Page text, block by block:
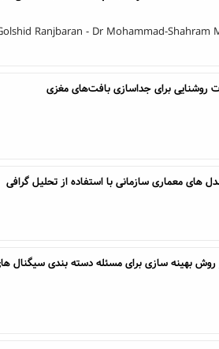
Ranjbaran - Dr Mohammad-Shahram
روشنایی برای جداسازی بافت‌های مغزی
های معماری سازمانی با استفاده از تحلیل گرافی